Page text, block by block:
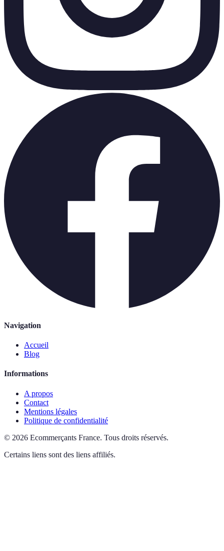
Navigation
Accueil
Blog
Informations
A propos
Contact
Mentions légales
Politique de confidentialité
© 2026 Ecommerçants France. Tous droits réservés.
Certains liens sont des liens affiliés.